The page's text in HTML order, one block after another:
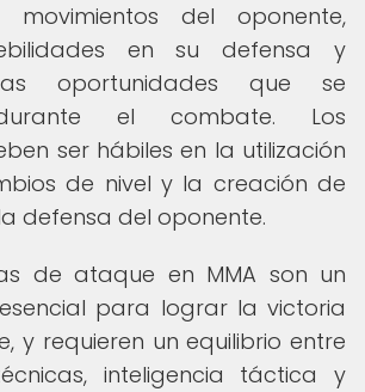
del oponente,
en su defensa y
oportunidades que se
el combate. Los
ser hábiles en la utilización
de nivel y la creación de
defensa del oponente.
de ataque en MMA son un
para lograr la victoria
y requieren un equilibrio entre
inteligencia táctica y